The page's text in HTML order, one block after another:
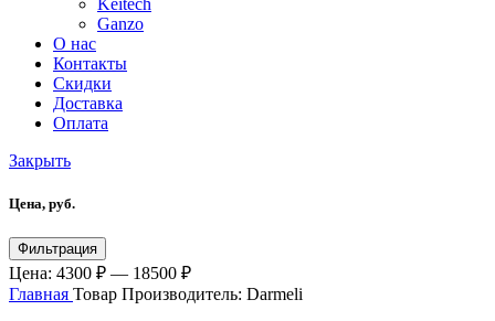
Keitech
Ganzo
О нас
Контакты
Скидки
Доставка
Оплата
Закрыть
Цена, руб.
Минимальная
цена
Максимальная
цена
Фильтрация
Цена: 4300 ₽ — 18500 ₽
Главная Товар Производитель: Darmeli